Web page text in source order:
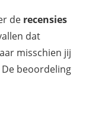
de recensies
dat
misschien jij
beoordeling